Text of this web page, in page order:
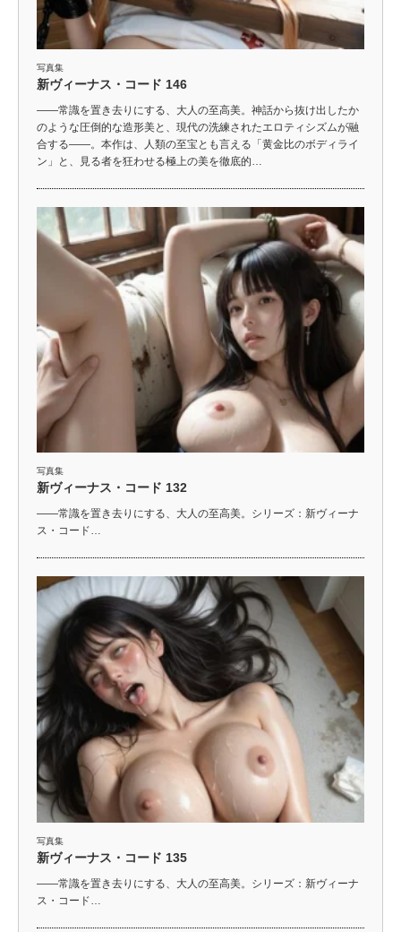
写真集
新ヴィーナス・コード 146
――常識を置き去りにする、大人の至高美。神話から抜け出したか
のような圧倒的な造形美と、現代の洗練されたエロティシズムが融
合する――。本作は、人類の至宝とも言える「黄金比のボディライ
ン」と、見る者を狂わせる極上の美を徹底的…
写真集
新ヴィーナス・コード 132
――常識を置き去りにする、大人の至高美。シリーズ：新ヴィーナ
ス・コード…
写真集
新ヴィーナス・コード 135
――常識を置き去りにする、大人の至高美。シリーズ：新ヴィーナ
ス・コード…